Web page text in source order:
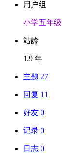
用户组
小学五年级
站龄
1.9 年
主题 27
回复 11
好友 0
记录 0
日志 0